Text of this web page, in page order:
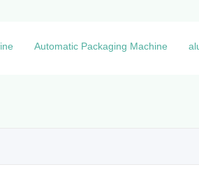
Automatic Packaging Machine